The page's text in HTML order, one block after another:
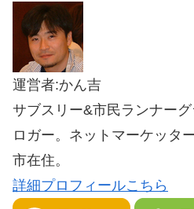
運営者:かん吉
サブスリー&市民ランナー
ロガー。ネットマーケッタ
市在住。
詳細プロフィールこちら